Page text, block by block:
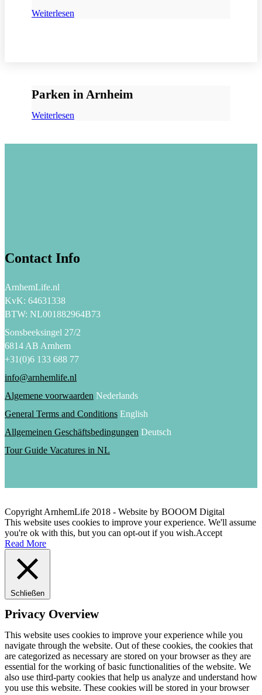
Weiterlesen
Parken in Arnheim
Weiterlesen
Contact Info
ArnhemLife.nl
KvK: 64631338
BTW: NL001882964B73
Sonsbeeksingel 27/2
6814 AB Arnhem
+31(0)6 133 688 77
info@arnhemlife.nl
Algemene voorwaarden Nederlands
General Terms and Conditions English
Allgemeinen Geschäftsbedingungen Deutsch
Tour Guide Vacatures in NL
Copyright ArnhemLife 2018 - Website by BOOOM Digital
This website uses cookies to improve your experience. We'll assume
you're ok with this, but you can opt-out if you wish.Accept
Read More
Schließen
Privacy Overview
This website uses cookies to improve your experience while you
navigate through the website. Out of these cookies, the cookies that
are categorized as necessary are stored on your browser as they are
essential for the working of basic functionalities of the website. We
also use third-party cookies that help us analyze and understand how
you use this website. These cookies will be stored in your browser